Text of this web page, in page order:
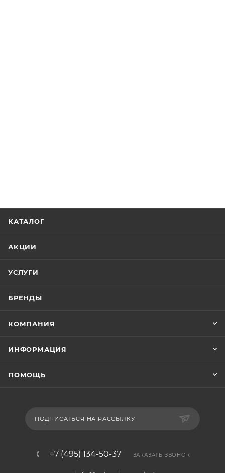
КАТАЛОГ
АКЦИИ
УСЛУГИ
БРЕНДЫ
КОМПАНИЯ
ИНФОРМАЦИЯ
ПОМОЩЬ
ПОДПИСАТЬСЯ НА РАССЫЛКУ
+7 (495) 134-50-37 ЗАКАЗАТЬ ЗВОНОК